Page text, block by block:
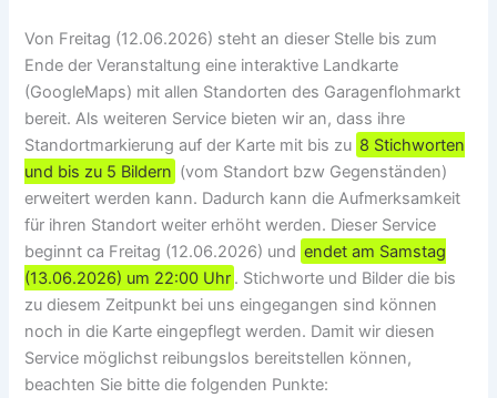
Von Freitag (12.06.2026) steht an dieser Stelle bis zum
Ende der Veranstaltung eine interaktive Landkarte
(GoogleMaps) mit allen Standorten des Garagenflohmarkt
bereit. Als weiteren Service bieten wir an, dass ihre
Standortmarkierung auf der Karte mit bis zu 8 Stichworten
und bis zu 5 Bildern (vom Standort bzw Gegenständen)
erweitert werden kann. Dadurch kann die Aufmerksamkeit
für ihren Standort weiter erhöht werden. Dieser Service
beginnt ca Freitag (12.06.2026) und endet am Samstag
(13.06.2026) um 22:00 Uhr . Stichworte und Bilder die bis
zu diesem Zeitpunkt bei uns eingegangen sind können
noch in die Karte eingepflegt werden. Damit wir diesen
Service möglichst reibungslos bereitstellen können,
beachten Sie bitte die folgenden Punkte: